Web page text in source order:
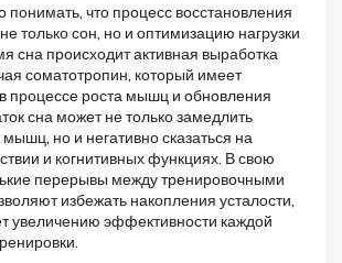
что процесс восстановления
только сон, но и оптимизацию нагрузки
сна происходит активная выработка
соматотропин, который имеет
процессе роста мышц и обновления
сна может не только замедлить
но и негативно сказаться на
и когнитивных функциях. В свою
перерывы между тренировочными
избежать накопления усталости,
увеличению эффективности каждой